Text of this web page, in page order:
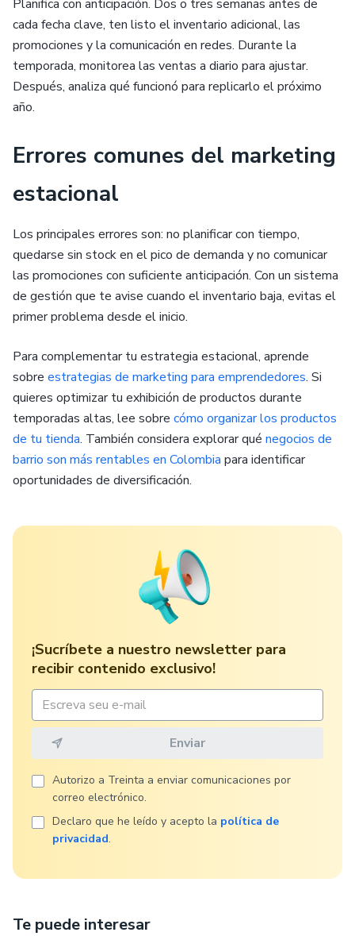
Te puede interesar
Planifica con anticipación. Dos o tres semanas antes de
cada fecha clave, ten listo el inventario adicional, las
promociones y la comunicación en redes. Durante la
temporada, monitorea las ventas a diario para ajustar.
Después, analiza qué funcionó para replicarlo el próximo
año.
Errores comunes del marketing
estacional
Los principales errores son: no planificar con tiempo,
quedarse sin stock en el pico de demanda y no comunicar
las promociones con suficiente anticipación. Con un sistema
de gestión que te avise cuando el inventario baja, evitas el
primer problema desde el inicio.
Para complementar tu estrategia estacional, aprende
sobre estrategias de marketing para emprendedores. Si
quieres optimizar tu exhibición de productos durante
temporadas altas, lee sobre cómo organizar los productos
de tu tienda. También considera explorar qué negocios de
barrio son más rentables en Colombia para identificar
oportunidades de diversificación.
¡Sucríbete a nuestro newsletter para
recibir contenido exclusivo!
Autorizo ​​a Treinta a enviar comunicaciones por
correo electrónico.
Declaro que he leído y acepto la política de
privacidad.